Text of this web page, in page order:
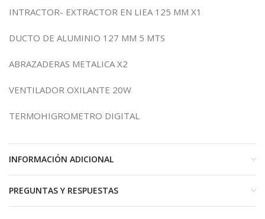
INTRACTOR- EXTRACTOR EN LIEA 125 MM X1
DUCTO DE ALUMINIO 127 MM 5 MTS
ABRAZADERAS METALICA X2
VENTILADOR OXILANTE 20W
TERMOHIGROMETRO DIGITAL
INFORMACIÓN ADICIONAL
PREGUNTAS Y RESPUESTAS